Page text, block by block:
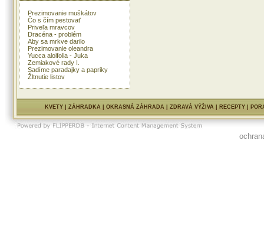
Prezimovanie muškátov
Čo s čím pestovať
Priveľa mravcov
Dracéna - problém
Aby sa mrkve darilo
Prezimovanie oleandra
Yucca aloifolia - Juka
Zemiakové rady I.
Sadíme paradajky a papriky
Žltnutie listov
KVETY| ZÁHRADKA| OKRASNÁ ZÁHRADA| ZDRAVÁ VÝŽIVA| RECEPTY|